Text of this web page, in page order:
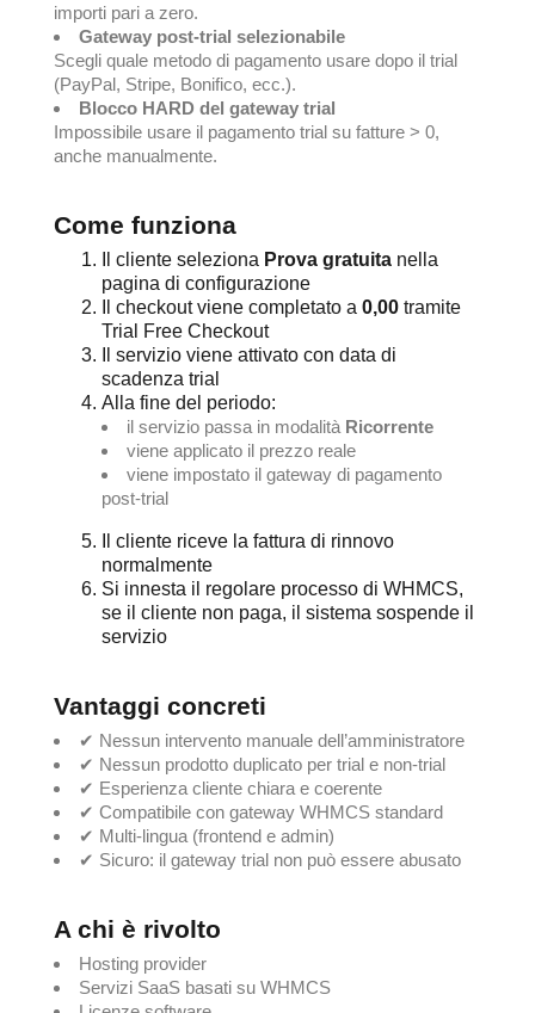
importi pari a zero.
Gateway post-trial selezionabile
Scegli quale metodo di pagamento usare dopo il trial
(PayPal, Stripe, Bonifico, ecc.).
Blocco HARD del gateway trial
Impossibile usare il pagamento trial su fatture > 0,
anche manualmente.
Come funziona
Il cliente seleziona Prova gratuita nella
pagina di configurazione
Il checkout viene completato a 0,00 tramite
Trial Free Checkout
Il servizio viene attivato con data di
scadenza trial
Alla fine del periodo:
il servizio passa in modalità Ricorrente
viene applicato il prezzo reale
viene impostato il gateway di pagamento
post-trial
Il cliente riceve la fattura di rinnovo
normalmente
Si innesta il regolare processo di WHMCS,
se il cliente non paga, il sistema sospende il
servizio
Vantaggi concreti
✔ Nessun intervento manuale dell’amministratore
✔ Nessun prodotto duplicato per trial e non-trial
✔ Esperienza cliente chiara e coerente
✔ Compatibile con gateway WHMCS standard
✔ Multi-lingua (frontend e admin)
✔ Sicuro: il gateway trial non può essere abusato
A chi è rivolto
Hosting provider
Servizi SaaS basati su WHMCS